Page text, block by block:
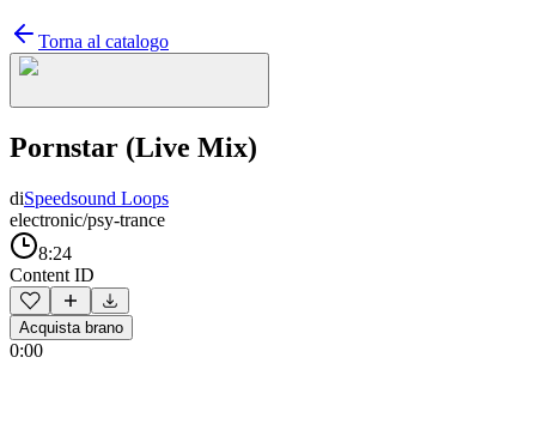
Torna al catalogo
Pornstar (Live Mix)
diSpeedsound Loops
electronic/psy-trance
8:24
Content ID
Acquista brano
0:00